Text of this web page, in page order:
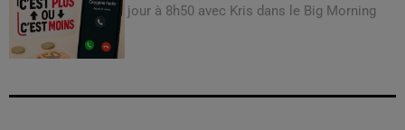
jour à 8h50 avec Kris dans le Big Morning